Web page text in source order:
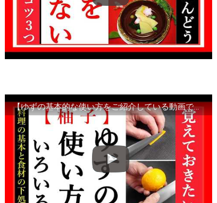
【ゆずの基本的な使い方をご紹介している動画です】食材の切り方、使い方など！Japanese food・decorative cut#和食レシピ日本料理案内所